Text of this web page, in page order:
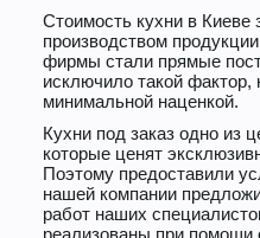
Стоимость кухни в Киеве
производством
фирмы стали прямые
исключило такой фактор,
минимальной наценкой.
Кухни под заказ одно из
которые ценят
Поэтому предоставили
нашей компании
работ наших
реализованы при помощи